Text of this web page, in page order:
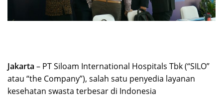
Jakarta – PT Siloam International Hospitals Tbk (“SILO”
atau “the Company”), salah satu penyedia layanan
kesehatan swasta terbesar di Indonesia